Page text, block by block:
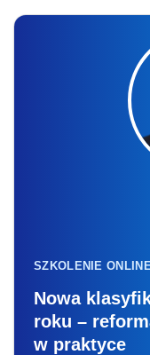
SZKOLENIE ONLINE
Nowa
roku –
w praktyce